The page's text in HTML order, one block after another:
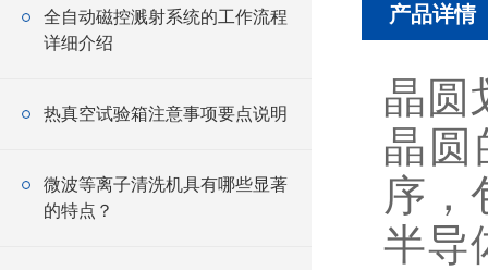
全自动磁控溅射系统的工作流程
详细介绍
热真空试验箱注意事项要点说明
微波等离子清洗机具有哪些显著
的特点？
产品详情
晶圆
晶圆
序，
半导